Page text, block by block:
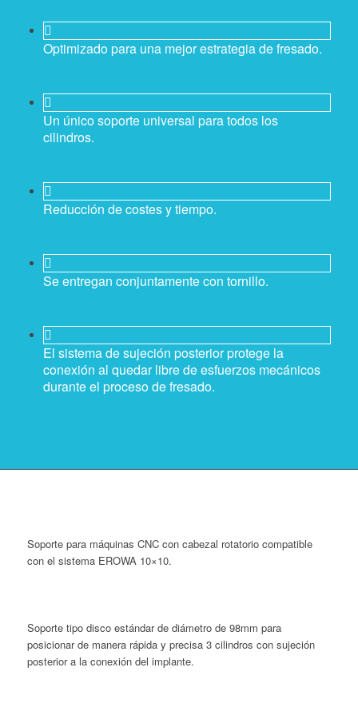
Optimizado para una mejor estrategia de fresado.
Un único soporte universal para todos los
cilindros.
Reducción de costes y tiempo.
Se entregan conjuntamente con tornillo.
El sistema de sujeción posterior protege la
conexión al quedar libre de esfuerzos mecánicos
durante el proceso de fresado.
Soporte para máquinas CNC con cabezal rotatorio compatible
con el sistema EROWA 10×10.
Soporte tipo disco estándar de diámetro de 98mm para
posicionar de manera rápida y precisa 3 cilindros con sujeción
posterior a la conexión del implante.